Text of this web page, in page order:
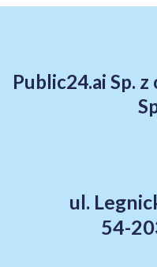
Public24.ai Sp.
ul.
54-